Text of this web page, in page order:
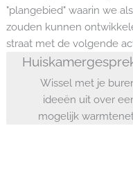
"plangebied" waarin we
zouden kunnen
straat met de volgende
Wissel met je
ideeën uit over
mogelijk